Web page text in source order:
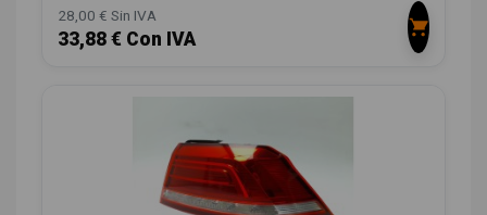
28,00 € Sin IVA
33,88 € Con IVA